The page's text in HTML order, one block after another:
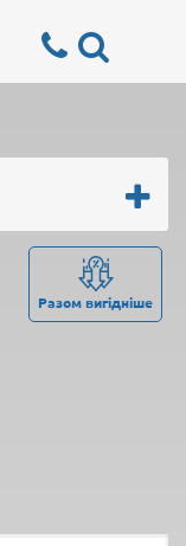
Разом вигідніше